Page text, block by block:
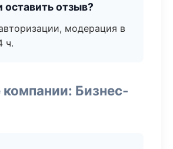
отзыв?
модерация в
ч.
Бизнес-